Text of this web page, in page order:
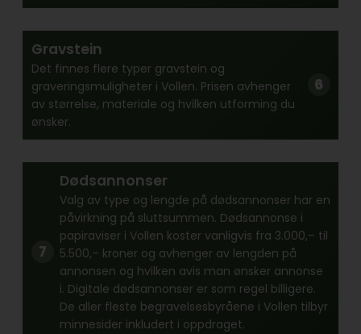
Gravstein
Det finnes flere typer gravstein og
graveringsmuligheter i Vollen. Prisen avhenger
av størrelse, materiale og hvilken utforming du
ønsker.
Dødsannonser
Valg av type og lengde på dødsannonser har en
påvirkning på sluttsummen. Dødsannonse i
papiraviser i Vollen koster vanligvis fra 3.000,– til
5.500,– kroner og avhenger av lengden på
annonsen og hvilken avis man ønsker annonse
i. Digitale dødsannonser er som regel billigere.
De aller fleste begravelsesbyråene i Vollen tilbyr
minnesider inkludert i oppdraget.